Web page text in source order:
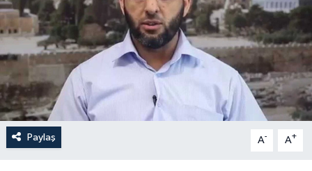
Paylaş A- A+
Spor
Teknoloji
Yaşam